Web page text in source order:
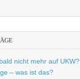
nicht mehr auf UKW?
– was ist das?